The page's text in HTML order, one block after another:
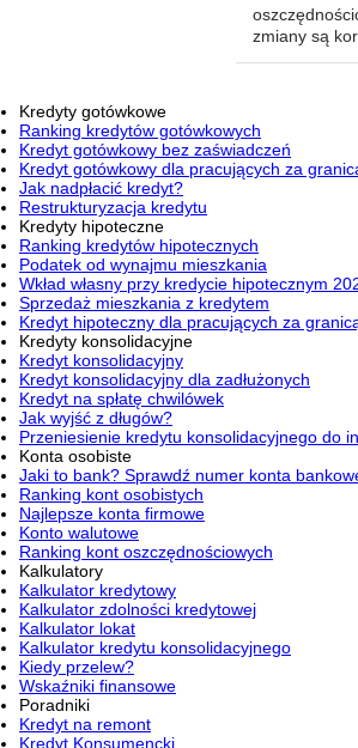
zmiany są
Kredyty gotówkowe
Ranking kredytów gotówkowych
Kredyt gotówkowy bez zaświadczeń
Kredyt gotówkowy dla pracujących za
Jak nadpłacić kredyt?
Restrukturyzacja kredytu
Kredyty hipoteczne
Ranking kredytów hipotecznych
Podatek od wynajmu mieszkania
Wkład własny przy kredycie hipotecznym
Sprzedaż mieszkania z kredytem
Kredyt hipoteczny dla pracujących za
Kredyty konsolidacyjne
Kredyt konsolidacyjny
Kredyt konsolidacyjny dla zadłużonych
Kredyt na spłatę chwilówek
Jak wyjść z długów?
Przeniesienie kredytu konsolidacyjnego do
Konta osobiste
Jaki to bank? Sprawdź numer konta
Ranking kont osobistych
Najlepsze konta firmowe
Konto walutowe
Ranking kont oszczędnościowych
Kalkulatory
Kalkulator kredytowy
Kalkulator zdolności kredytowej
Kalkulator lokat
Kalkulator kredytu konsolidacyjnego
Kiedy przelew?
Wskaźniki finansowe
Poradniki
Kredyt na remont
Kredyt Konsumencki